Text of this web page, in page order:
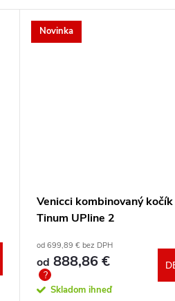
Novinka
Venicci kombinovaný kočík
Tinum UPline 2
od 699,89 € bez DPH
od 888,86 €
?
Skladom ihneď